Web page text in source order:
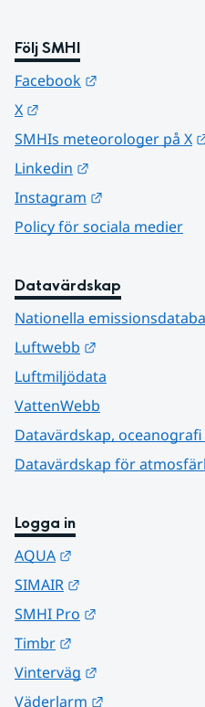
Följ SMHI
Facebook
X
SMHIs meteorologer på X
Linkedin
Instagram
Policy för sociala medier
Datavärdskap
Nationella
Luftwebb
Luftmiljödata
VattenWebb
Datavärdskap,
Datavärdskap för
Logga in
AQUA
SIMAIR
SMHI Pro
Timbr
Vinterväg
Väderlarm